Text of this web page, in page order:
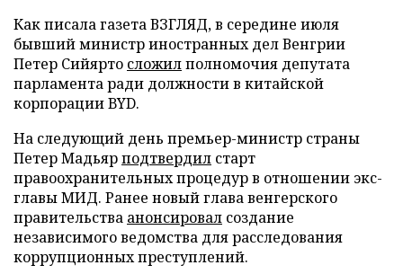
Как писала газета ВЗГЛЯД, в середине июля
бывший министр иностранных дел Венгрии
Петер Сийярто сложилполномочия депутата
парламента ради должности в китайской
корпорации BYD.
На следующий день премьер-министр страны
Петер Мадьярподтвердил старт
правоохранительных процедур в отношении экс-
главы МИД. Ранее новый глава венгерского
правительства анонсировал создание
независимого ведомства для расследования
коррупционных преступлений.